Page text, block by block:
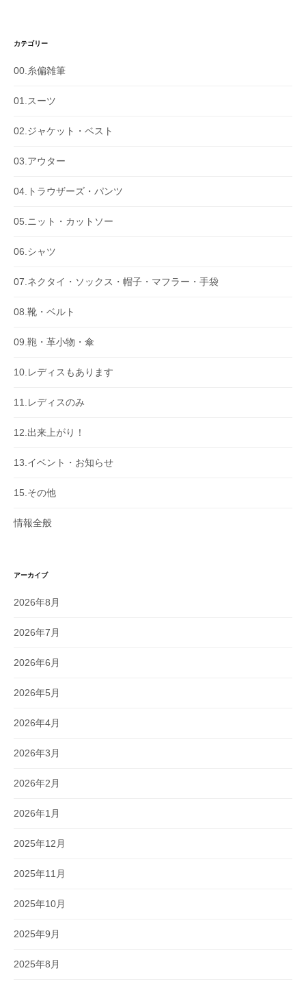
カテゴリー
00.糸偏雑筆
01.スーツ
02.ジャケット・ベスト
03.アウター
04.トラウザーズ・パンツ
05.ニット・カットソー
06.シャツ
07.ネクタイ・ソックス・帽子・マフラー・手袋
08.靴・ベルト
09.鞄・革小物・傘
10.レディスもあります
11.レディスのみ
12.出来上がり！
13.イベント・お知らせ
15.その他
情報全般
アーカイブ
2026年8月
2026年7月
2026年6月
2026年5月
2026年4月
2026年3月
2026年2月
2026年1月
2025年12月
2025年11月
2025年10月
2025年9月
2025年8月